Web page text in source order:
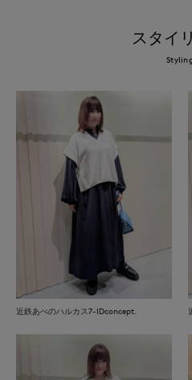
スタイ
近鉄あべのハルカス7-IDconcept.